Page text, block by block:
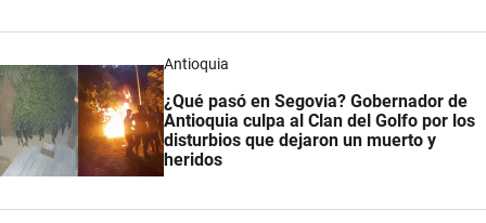
Antioquia
¿Qué pasó en Segovia? Gobernador de
Antioquia culpa al Clan del Golfo por los
disturbios que dejaron un muerto y
heridos